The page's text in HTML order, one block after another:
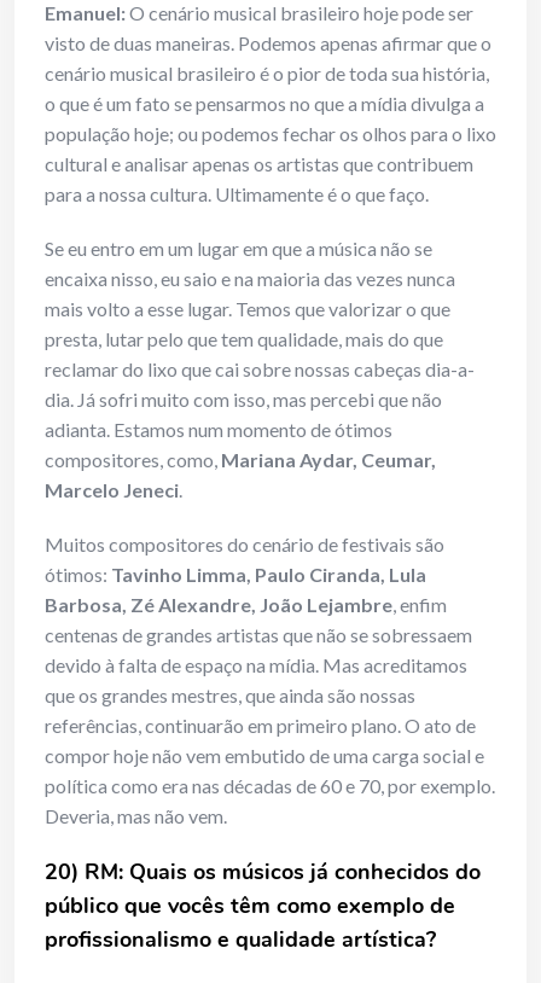
Emanuel:O cenário musical brasileiro hoje pode ser
visto de duas maneiras. Podemos apenas afirmar que o
cenário musical brasileiro é o pior de toda sua história,
o que é um fato se pensarmos no que a mídia divulga a
população hoje; ou podemos fechar os olhos para o lixo
cultural e analisar apenas os artistas que contribuem
para a nossa cultura. Ultimamente é o que faço.
Se eu entro em um lugar em que a música não se
encaixa nisso, eu saio e na maioria das vezes nunca
mais volto a esse lugar. Temos que valorizar o que
presta, lutar pelo que tem qualidade, mais do que
reclamar do lixo que cai sobre nossas cabeças dia-a-
dia. Já sofri muito com isso, mas percebi que não
adianta. Estamos num momento de ótimos
compositores, como, Mariana Aydar, Ceumar,
Marcelo Jeneci.
Muitos compositores do cenário de festivais são
ótimos: Tavinho Limma, Paulo Ciranda, Lula
Barbosa, Zé Alexandre, João Lejambre, enfim
centenas de grandes artistas que não se sobressaem
devido à falta de espaço na mídia. Mas acreditamos
que os grandes mestres, que ainda são nossas
referências, continuarão em primeiro plano. O ato de
compor hoje não vem embutido de uma carga social e
política como era nas décadas de 60 e 70, por exemplo.
Deveria, mas não vem.
20) RM: Quais os músicos já conhecidos do
público que vocês têm como exemplo de
profissionalismo e qualidade artística?